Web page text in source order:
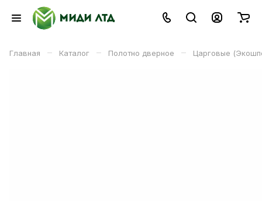
Главная – Каталог – Полотно дверное – Царговые